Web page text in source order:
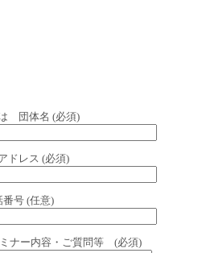
団体名 (必須)
ドレス (必須)
番号 (任意)
ナー内容・ご質問等 (必須)